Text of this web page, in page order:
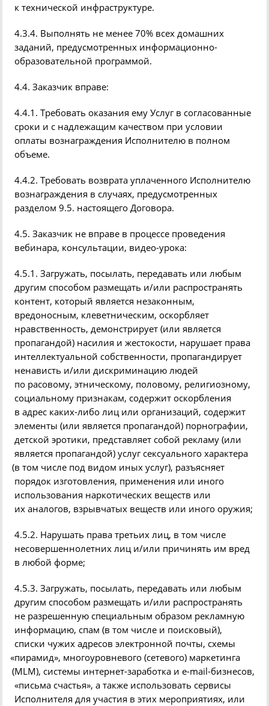
к технической инфраструктуре.
4.3.4. Выполнять не менее 70% всех домашних
заданий, предусмотренных информационно-
образовательной программой.
4.4. Заказчик вправе:
4.4.1. Требовать оказания ему Услуг в согласованные
сроки и с надлежащим качеством при условии
оплаты вознаграждения Исполнителю в полном
объеме.
4.4.2. Требовать возврата уплаченного Исполнителю
вознаграждения в случаях, предусмотренных
разделом 9.5. настоящего Договора.
4.5. Заказчик не вправе в процессе проведения
вебинара, консультации, видео-урока:
4.5.1. Загружать, посылать, передавать или любым
другим способом размещать и/или распространять
контент, который является незаконным,
вредоносным, клеветническим, оскорбляет
нравственность, демонстрирует (или является
пропагандой) насилия и жестокости, нарушает права
интеллектуальной собственности, пропагандирует
ненависть и/или дискриминацию людей
по расовому, этническому, половому, религиозному,
социальному признакам, содержит оскорбления
в адрес каких-либо лиц или организаций, содержит
элементы (или является пропагандой) порнографии,
детской эротики, представляет собой рекламу (или
является пропагандой) услуг сексуального характера
(в том числе под видом иных услуг), разъясняет
порядок изготовления, применения или иного
использования наркотических веществ или
их аналогов, взрывчатых веществ или иного оружия;
4.5.2. Нарушать права третьих лиц, в том числе
несовершеннолетних лиц и/или причинять им вред
в любой форме;
4.5.3. Загружать, посылать, передавать или любым
другим способом размещать и/или распространять
не разрешенную специальным образом рекламную
информацию, спам (в том числе и поисковый),
списки чужих адресов электронной почты, схемы
«пирамид», многоуровневого (сетевого) маркетинга
(MLM), системы интернет-заработка и e-mail-бизнесов,
«письма счастья», а также использовать сервисы
Исполнителя для участия в этих мероприятиях, или